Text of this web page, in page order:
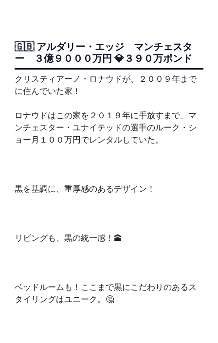
🇬🇧 アルダリー・エッジ マンチェスタ
ー ３億９０００万円 💎３９０万ポンド
クリスティアーノ・ロナウドが、２００９年まで
に住んでいた家！
ロナウドはこの家を２０１９年に手放すまで、マ
ンチェスター・ユナイテッドの選手のルーク・シ
ョー月１００万円でレンタルしていた。
黒を基調に、重厚感のあるデザイン！
リビングも、黒の統一感！🕋
ベッドルームも！ここまで黒にこだわりのあるス
タイリングはユニーク。🤔